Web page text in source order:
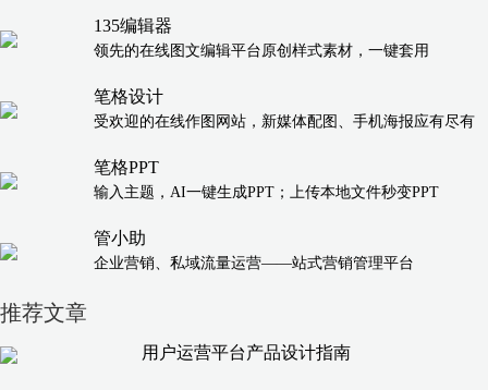
135编辑器
领先的在线图文编辑平台原创样式素材，一键套用
笔格设计
受欢迎的在线作图网站，新媒体配图、手机海报应有尽有
笔格PPT
输入主题，AI一键生成PPT；上传本地文件秒变PPT
管小助
企业营销、私域流量运营——站式营销管理平台
推荐文章
用户运营平台产品设计指南